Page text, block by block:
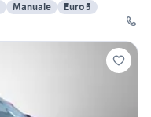
Manuale
Euro 5